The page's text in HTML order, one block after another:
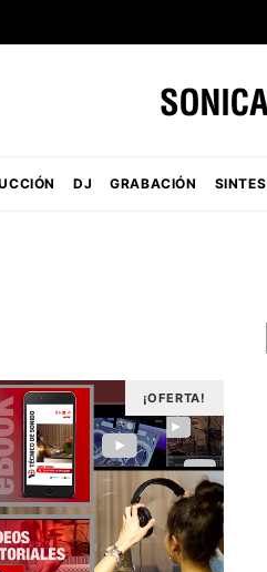
DJ GRABACIÓN SINTES
¡OFERTA!